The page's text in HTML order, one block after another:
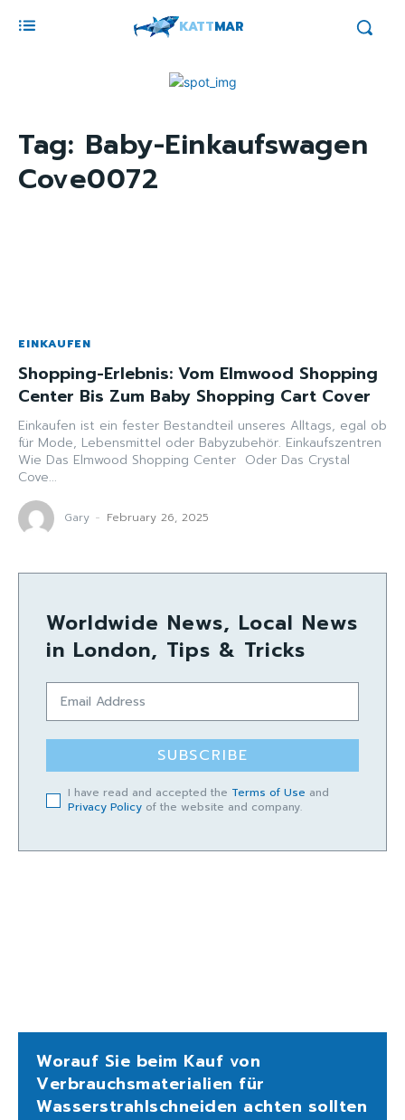
KATTMAR
Tag: Baby-Einkaufswagen
Cove0072
EINKAUFEN
Shopping-Erlebnis: Vom Elmwood Shopping
Center Bis Zum Baby Shopping Cart Cover
Einkaufen ist ein fester Bestandteil unseres Alltags, egal ob
für Mode, Lebensmittel oder Babyzubehör. Einkaufszentren
Wie Das Elmwood Shopping Center Oder Das Crystal
Cove...
Gary - February 26, 2025
Worldwide News, Local News
in London, Tips & Tricks
SUBSCRIBE
I have read and accepted the Terms of Use and
Privacy Policy of the website and company.
Worauf Sie beim Kauf von
Verbrauchsmaterialien für
Wasserstrahlschneiden achten sollten